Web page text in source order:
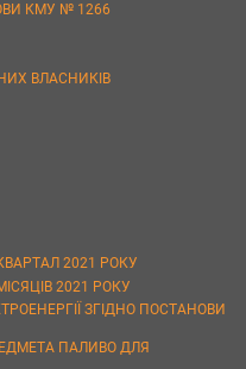
КМУ № 1266
ВЛАСНИКІВ
2021 РОКУ
2021 РОКУ
ЗГІДНО ПОСТАНОВИ
ПАЛИВО ДЛЯ